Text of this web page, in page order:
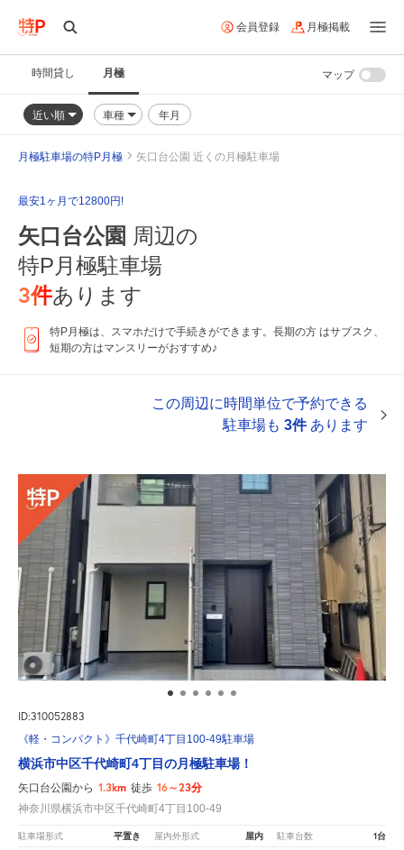
会員登録 月極掲載
時間貸し 月極
近い順 車種 年月
マップ
月極駐車場の特P月極 矢口台公園 近くの月極駐車場
最安1ヶ月で12800円!
矢口台公園 周辺の
特P月極駐車場
3件あります
特P月極は、スマホだけで手続きができます。長期の方 はサブスク、
短期の方はマンスリーがおすすめ♪
この周辺に時間単位で予約できる
駐車場も 3件あります
ID:310052883
《軽・コンパクト》千代崎町4丁目100-49駐車場
横浜市中区千代崎町4丁目の月極駐車場！
矢口台公園から 1.3km 徒歩 16～23分
神奈川県横浜市中区千代崎町4丁目100-49
駐車場形式 平置き 屋内外形式 屋内 駐車台数 1台